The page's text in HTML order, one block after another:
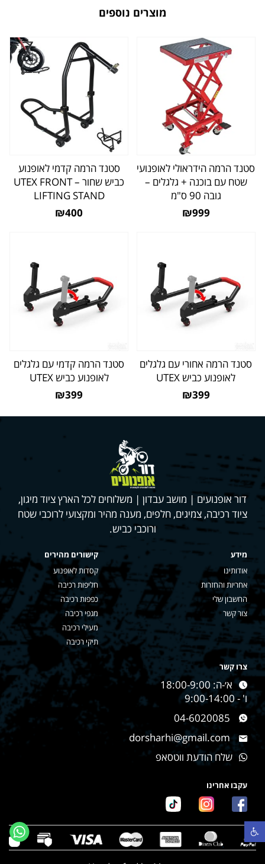
פתח סרגל נגישות
מוצרים נוספים
סטנד הרמה הידראולי לאופנועי
שטח עם בוכנה + גלגלים –
גובה 90 ס"מ
₪999
סטנד הרמה קדמי לאופנוע
כביש שחור – UTEX FRONT
LIFTING STAND
₪400
סטנד הרמה אחורי עם גלגלים
לאופנוע כביש UTEX
₪399
סטנד הרמה קדמי עם גלגלים
לאופנוע כביש UTEX
₪399
דור אופנועים | מושב עבדון | משלוחים לכל הארץ ציוד מיגון,
ציוד רכיבה, צמיגים, חלפים, מענה מהיר ומקצועי לרוכבי שטח
ורוכבי כביש.
מידע
אודותינו
אחריות והחזרות
החשבון שלי
צור קשר
קישורים מהירים
קסדות לאופנוע
חליפות רכיבה
כפפות רכיבה
מגפי רכיבה
מעילי רכיבה
תיקי רכיבה
צרו קשר
א׳-ה: 18:00-9:00
ו' - 9:00-14:00
04-6020085
dorsharhi@gmail.com
שלח הודעת ווטסאפ
עקבו אחרינו